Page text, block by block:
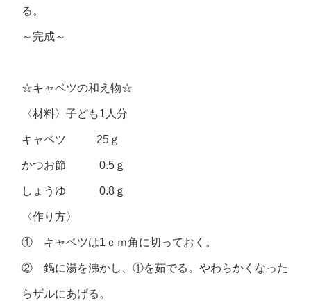
る。
～完成～
☆キャベツの和え物☆
〈材料〉子ども1人分
キャベツ 25ｇ
かつお節 0.5ｇ
しょうゆ 0.8ｇ
〈作り方〉
① キャベツは1ｃｍ角に切っておく。
② 鍋に湯を沸かし、①を茹でる。やわらかくなった
らザルにあげる。